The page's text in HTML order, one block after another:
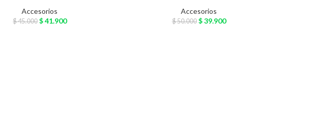
Accesorios
$45.000 $41.900
Accesorios
$50.000 $39.900